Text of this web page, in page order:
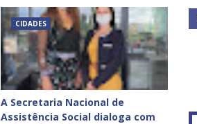
CIDADES
A Secretaria Nacional de
Assistência Social dialoga com